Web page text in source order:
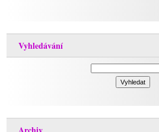
Vyhledávání